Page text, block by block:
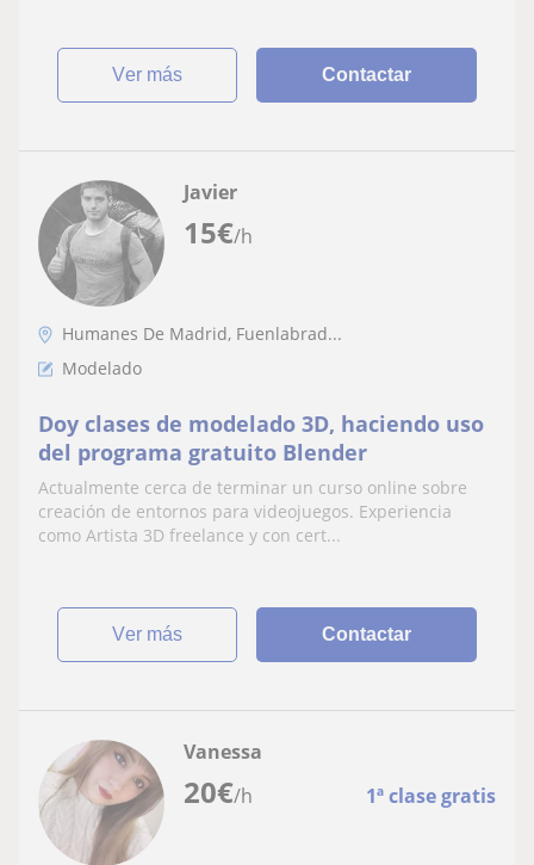
ver más Contactar
15€/h
Javier
Humanes De Madrid, Fuenlabrad...
Modelado
Doy clases de modelado 3D, haciendo uso
del programa gratuito Blender
Actualmente cerca de terminar un curso online sobre
creación de entornos para videojuegos. Experiencia
como Artista 3D freelance y con cert...
ver más Contactar
20€/h 1ª clase gratis
Vanessa